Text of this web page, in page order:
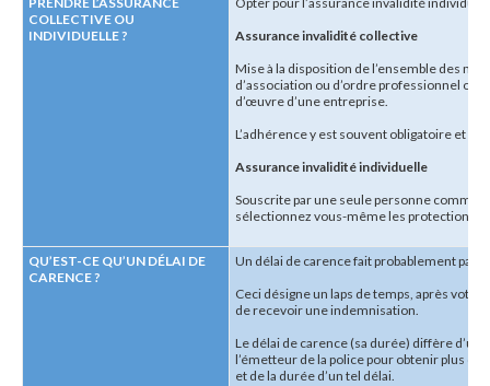
COLLECTIVE OU
INDIVIDUELLE ?
Assurance invalidité collective
Mise à la disposition de l’ensemble des
d’association ou d’ordre professionnel ou
d’œuvre d’une entreprise.
L’adhérence y est souvent obligatoire et
Assurance invalidité individuelle
Souscrite par une seule personne comme
sélectionnez vous-même les protections
QU’EST-CE QU’UN DÉLAI DE
CARENCE ?
Un délai de carence fait probablement
Ceci désigne un laps de temps, après
de recevoir une indemnisation.
Le délai de carence (sa durée) diffère d’un
l’émetteur de la police pour obtenir plus
et de la durée d’un tel délai.